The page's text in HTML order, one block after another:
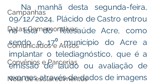
Campanhas
Datas Comemorativas
Comunicados e Avisos
Convênios e Parcerias
Nota de esclarecimentos
09/12/2024, Plácido de Castro entrou
na lista do Telesaúde Acre, como
sendo o 17⁰ município do Acre a
implantar o telediagnóstico, que é a
emissão de laudo ou avaliação de
exames através de dados de imagens